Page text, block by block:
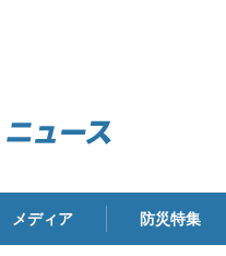
メディア 防災特集